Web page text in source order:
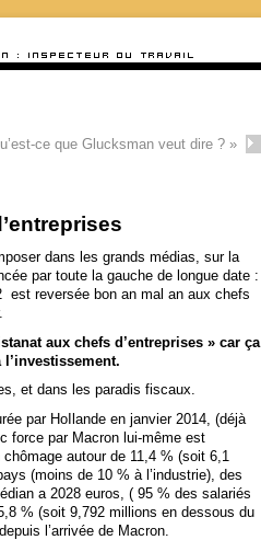
ce que Glucksman veut dire ?»
dans les grands médias, sur la
par toute la gauche de longue date :
est reversée bon an mal an aux chefs
aux chefs d’entreprises » car ça
et dans les paradis fiscaux.
par HoIlande en janvier 2014, (déjà
force par Macron lui-même est
autour de 11,4 % (soit 6,1
(moins de 10 % à l’industrie), des
a 2028 euros, ( 95 % des salariés
% (soit 9,792 millions en dessous du
l’arrivée de Macron.